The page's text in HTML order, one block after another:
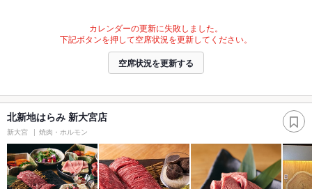
カレンダーの更新に失敗しました。
下記ボタンを押して空席状況を更新してください。
空席状況を更新する
北新地はらみ 新大宮店
新大宮 焼肉・ホルモン